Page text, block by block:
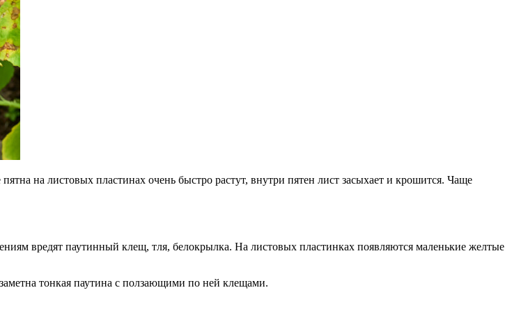
на листовых пластинах очень быстро растут, внутри пятен лист засыхает и крошится. Чаще
вредят паутинный клещ, тля, белокрылка. На листовых пластинках появляются маленькие желтые
тонкая паутина с ползающими по ней клещами.